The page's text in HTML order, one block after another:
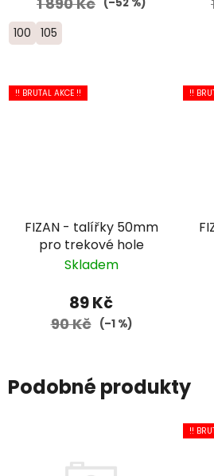
(–52 %)
100 105
!! BRUTAL AKCE !!
FIZAN - talířky 50mm
pro trekové hole
Skladem
89 Kč
90 Kč (–1 %)
!!
Podobné produkty
!!